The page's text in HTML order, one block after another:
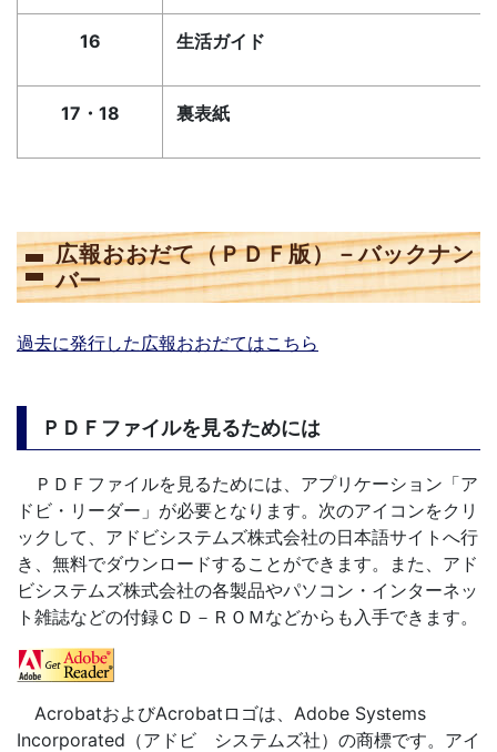
16 生活ガイド
17・18 裏表紙
広報おおだて（ＰＤＦ版）－バックナン
バー
過去に発行した広報おおだてはこちら
ＰＤＦファイルを見るためには
ＰＤＦファイルを見るためには、アプリケーション「ア
ドビ・リーダー」が必要となります。次のアイコンをクリ
ックして、アドビシステムズ株式会社の日本語サイトへ行
き、無料でダウンロードすることができます。また、アド
ビシステムズ株式会社の各製品やパソコン・インターネッ
ト雑誌などの付録ＣＤ－ＲＯＭなどからも入手できます。
AcrobatおよびAcrobatロゴは、Adobe Systems
Incorporated（アドビ システムズ社）の商標です。アイ